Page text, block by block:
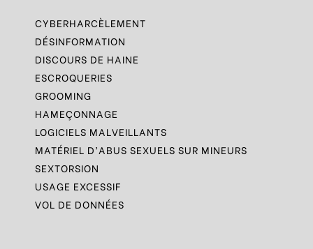
CYBERHARCÈLEMENT
DÉSINFORMATION
DISCOURS DE HAINE
ESCROQUERIES
GROOMING
HAMEÇONNAGE
LOGICIELS MALVEILLANTS
MATÉRIEL D’ABUS SEXUELS SUR MINEURS
SEXTORSION
USAGE EXCESSIF
VOL DE DONNÉES